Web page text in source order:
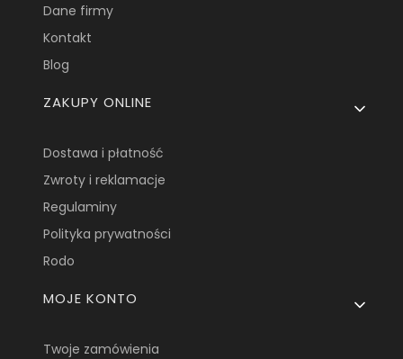
Dane firmy
Kontakt
Blog
ZAKUPY ONLINE
Dostawa i płatność
Zwroty i reklamacje
Regulaminy
Polityka prywatności
Rodo
MOJE KONTO
Twoje zamówienia